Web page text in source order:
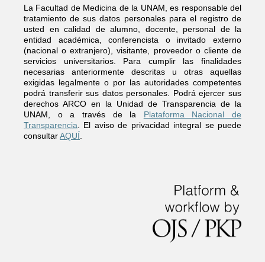
La Facultad de Medicina de la UNAM, es responsable del
tratamiento de sus datos personales para el registro de
usted en calidad de alumno, docente, personal de la
entidad académica, conferencista o invitado externo
(nacional o extranjero), visitante, proveedor o cliente de
servicios universitarios. Para cumplir las finalidades
necesarias anteriormente descritas u otras aquellas
exigidas legalmente o por las autoridades competentes
podrá transferir sus datos personales. Podrá ejercer sus
derechos ARCO en la Unidad de Transparencia de la
UNAM, o a través de la Plataforma Nacional de
Transparencia . El aviso de privacidad integral se puede
consultarAQUÍ